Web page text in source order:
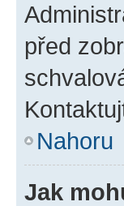
před
Nahoru
Jak